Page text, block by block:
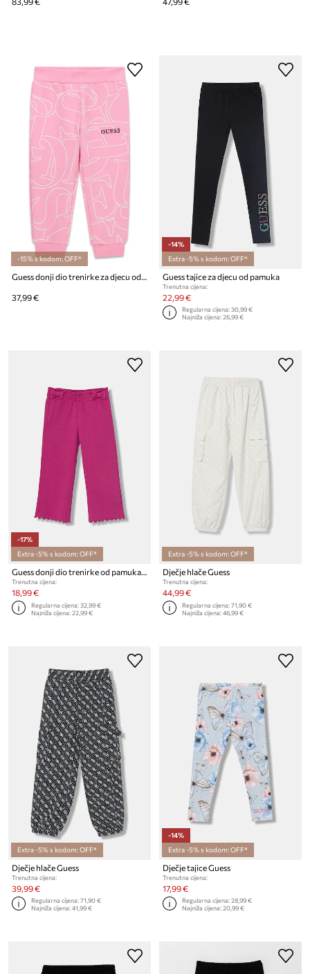
-15% s kodom: OFF*
Guess donji dio trenirke za djecu od pamuka
37,99 €
-14%
Extra -5% s kodom: OFF*
Guess tajice za djecu od pamuka
Trenutna cijena:
22,99 €
Regularna cijena:30,99 €
Najniža cijena:26,99 €
-17%
Extra -5% s kodom: OFF*
Guess donji dio trenirke od pamuka s elastanom
Trenutna cijena:
18,99 €
Regularna cijena:32,99 €
Najniža cijena:22,99 €
Extra -5% s kodom: OFF*
Dječje hlače Guess
Trenutna cijena:
44,99 €
Regularna cijena:71,90 €
Najniža cijena:46,99 €
Extra -5% s kodom: OFF*
Dječje hlače Guess
Trenutna cijena:
39,99 €
Regularna cijena:71,90 €
Najniža cijena:41,99 €
-14%
Extra -5% s kodom: OFF*
Dječje tajice Guess
Trenutna cijena:
17,99 €
Regularna cijena:28,99 €
Najniža cijena:20,99 €